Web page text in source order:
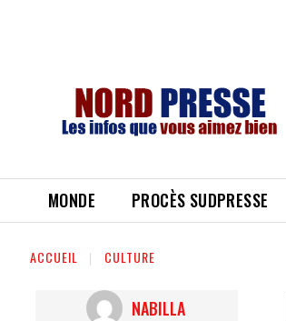
MONDE PROCÈS SUDPRESSE
ACCUEIL CULTURE
NABILLA